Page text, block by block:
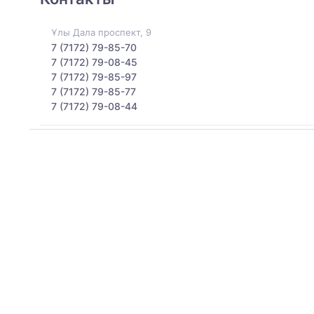
Ұлы Дала проспект, 9
7 (7172) 79-85-70
7 (7172) 79-08-45
7 (7172) 79-85-97
7 (7172) 79-85-77
7 (7172) 79-08-44